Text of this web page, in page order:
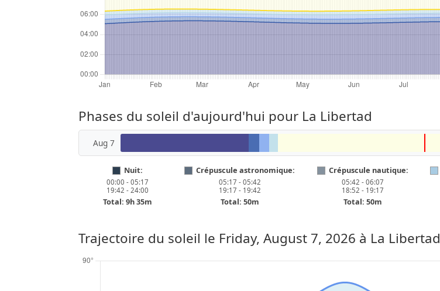
Phases du soleil d'aujourd'hui pour La Libertad
Aug 7
Nuit:
00:00 - 05:17
19:42 - 24:00
Total: 9h 35m
Crépuscule astronomique:
05:17 - 05:42
19:17 - 19:42
Total: 50m
Crépuscule nautique:
05:42 - 06:07
18:52 - 19:17
Total: 50m
Trajectoire du soleil le Friday, August 7, 2026 à La Libertad